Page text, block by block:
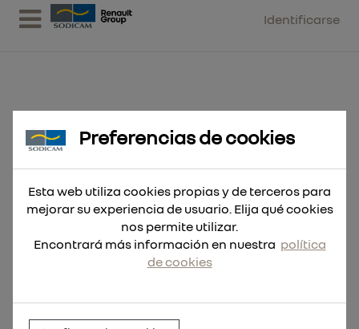
Identificarse
Bota de seguridad FLEXTRED™
S1PS ESD FO SR 42
Preferencias de cookies
Esta web utiliza cookies propias y de terceros para
mejorar su experiencia de usuario. Elija qué cookies
nos permite utilizar.
Encontrará más información en nuestra política
de cookies